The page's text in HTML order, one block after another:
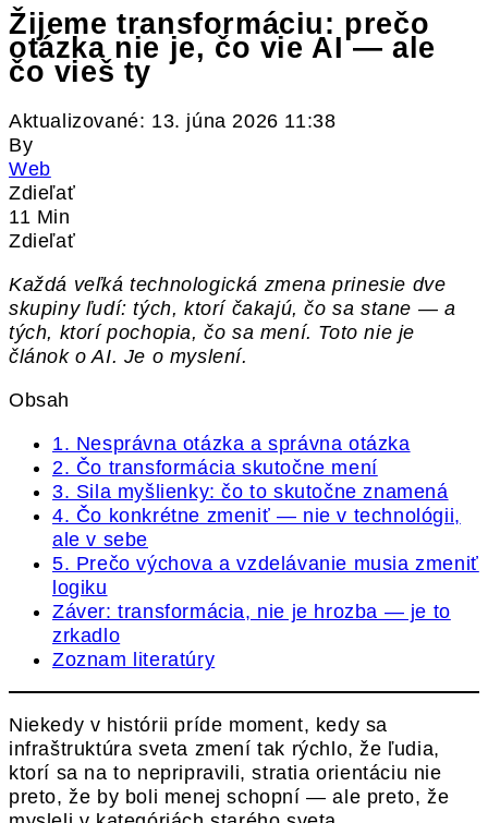
Žijeme transformáciu: prečo
otázka nie je, čo vie AI — ale
čo vieš ty
Aktualizované: 13. júna 2026 11:38
By
Web
Zdieľať
11 Min
Zdieľať
Každá veľká technologická zmena prinesie dve
skupiny ľudí: tých, ktorí čakajú, čo sa stane — a
tých, ktorí pochopia, čo sa mení. Toto nie je
článok o AI. Je o myslení.
Obsah
1. Nesprávna otázka a správna otázka
2. Čo transformácia skutočne mení
3. Sila myšlienky: čo to skutočne znamená
4. Čo konkrétne zmeniť — nie v technológii,
ale v sebe
5. Prečo výchova a vzdelávanie musia zmeniť
logiku
Záver: transformácia, nie je hrozba — je to
zrkadlo
Zoznam literatúry
Niekedy v histórii príde moment, kedy sa
infraštruktúra sveta zmení tak rýchlo, že ľudia,
ktorí sa na to nepripravili, stratia orientáciu nie
preto, že by boli menej schopní — ale preto, že